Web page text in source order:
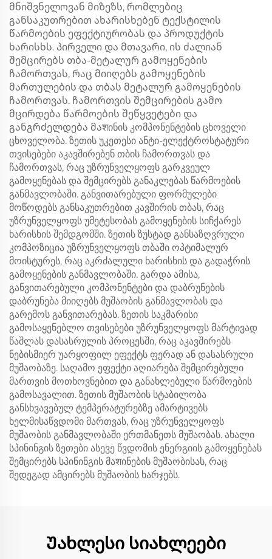
მნიშვნელოვან მიზეზს, რომლებიც
განსაკუთრებით ახარისხებენ ტექსტილის
წარმოების ეფექტიურობას და პროდუქტის
ხარისხს. პირველი და მთავარი, ის ძალიან
შემცირებს თბა-მეტალურ გამოყენების
ჩამორთვას, რაც მიიღებს გამოყენების
მართულების და თბას მეტალურ გამოყენების
ჩამორთვას. ჩამორთვის შემცირების გამო
მცირდება წარმოების შეწყვეტები და
განგრძელდება მაशინის კომპონენტების ცხოველი
ცხოველობა. ზეთის უკეთესი ანტი-ელექტროსტატური
თვისებები აკავშირებენ თბის ჩამორთვას და
ჩამორთვას, რაც უზრუნველყოფს გარკვეულ
გამოყენებას და შემცირებს განაკლებას წარმოების
განმავლობაში. განვითარებული ფორმულები
მოწოდებს განსაკუთრებით კავშირის თბას, რაც
უზრუნველყოფს უმეტესობას გამოყენების სიჩქარეს
ხარისხის შემდგომში. ზეთის ზუსტად განსაზღვრული
კომპოზიცია უზრუნველყოფს თბაში ოპტიმალურ
მოისტურეს, რაც აკრძალული ხარისხის და გადაჭრის
გამოყენების განმავლობაში. გარდა ამისა,
განვითარებული კომპონენტები და დაბრუნების
დაბრუნება მიიღებს მუშაობის განმავლობას და
გარემოს განვითარებას. ზეთის საკმარისი
გამოსაყენებლო თვისებები უზრუნველყოფს მარტივად
წაშლას დასასრულის პროცესში, რაც აკავშირებს
ნებისმიერ უარყოფილ ეფექტს ფერად ან დასასრული
მუშაობაზე. საღამო ეფექტი აღიარება შემცირებული
მართვის მოთხოვნებით და განახლებული წარმოების
გამოსავალით. ზეთის მუშაობის სტაბილობა
განსხვავებულ ტემპერატურებზე ამარტივებს
ხელმისაწვდომი მართვას, რაც უზრუნველყოფს
მუშაობის განმავლობაში ერთმანეთს მუშაობას. ახალი
სპინინგის ზეთები ასევე წვდომის ენერგიის გამოყენებას
შემცირებს სპინინგის მაशინების მუშაობისას, რაც
შედეგად ამცირებს მუშაობის ხარჯებს.
Უახლესი სიახლეები